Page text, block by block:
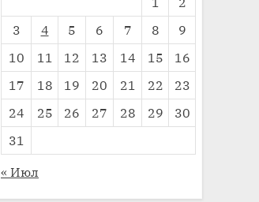
3
4 5 6 7 8
9
10
11 12 13 14 15
16
17
18 19 20 21 22
23
24
25 26 27 28 29
30
31
« Июл